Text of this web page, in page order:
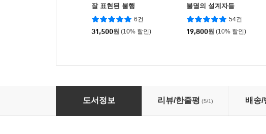
잘 표현된 불행
6건
31,500원 (10% 할인)
불멸의 설계자들
54건
19,800원 (10% 할인)
내일 날씨는 맑음
도서정보 리뷰/한줄평 (5/1) 배송/